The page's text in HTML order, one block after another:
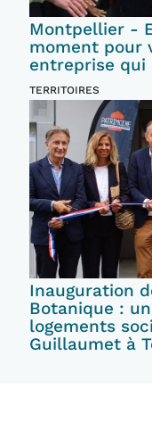
Montpellier -
moment pour
entreprise qui
TERRITOIRES
Inauguration
Botanique :
logements
Guillaumet à